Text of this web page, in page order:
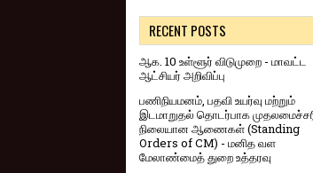
RECENT POSTS
ஆக. 10 உள்ளூர் விடுமுறை - மாவட்ட
ஆட்சியர் அறிவிப்பு
பணிநியமனம், பதவி உயர்வு மற்றும்
இடமாறுதல் தொடர்பாக
நிலையான ஆணைகள் (Standing
Orders of CM) - மனித வள
மேலாண்மைத் துறை உத்தரவு